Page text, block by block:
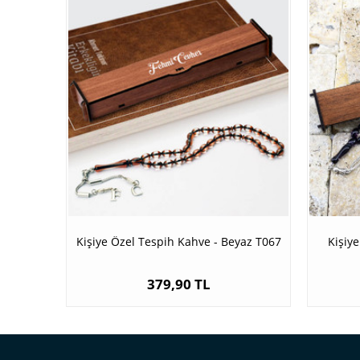
Kişiye Özel Tespih Kahve - Beyaz T067
379,90 TL